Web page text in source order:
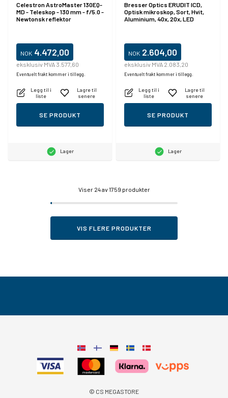
Celestron AstroMaster 130EQ-
MD - Teleskop - 130 mm - f/5.0 -
Newtonsk reflektor
NOK 4.472,00
eksklusiv MVA 3.577,60
Eventuelt frakt kommer i tillegg.
Legg til i
liste
Lagre til
senere
SE PRODUKT
Lager
Bresser Optics ERUDIT ICD,
Optisk mikroskop, Sort, Hvit,
Aluminium, 40x, 20x, LED
NOK 2.604,00
eksklusiv MVA 2.083,20
Eventuelt frakt kommer i tillegg.
Legg til i
liste
Lagre til
senere
SE PRODUKT
Lager
Viser 24av 1759 produkter
VIS FLERE PRODUKTER
© CS MEGASTORE